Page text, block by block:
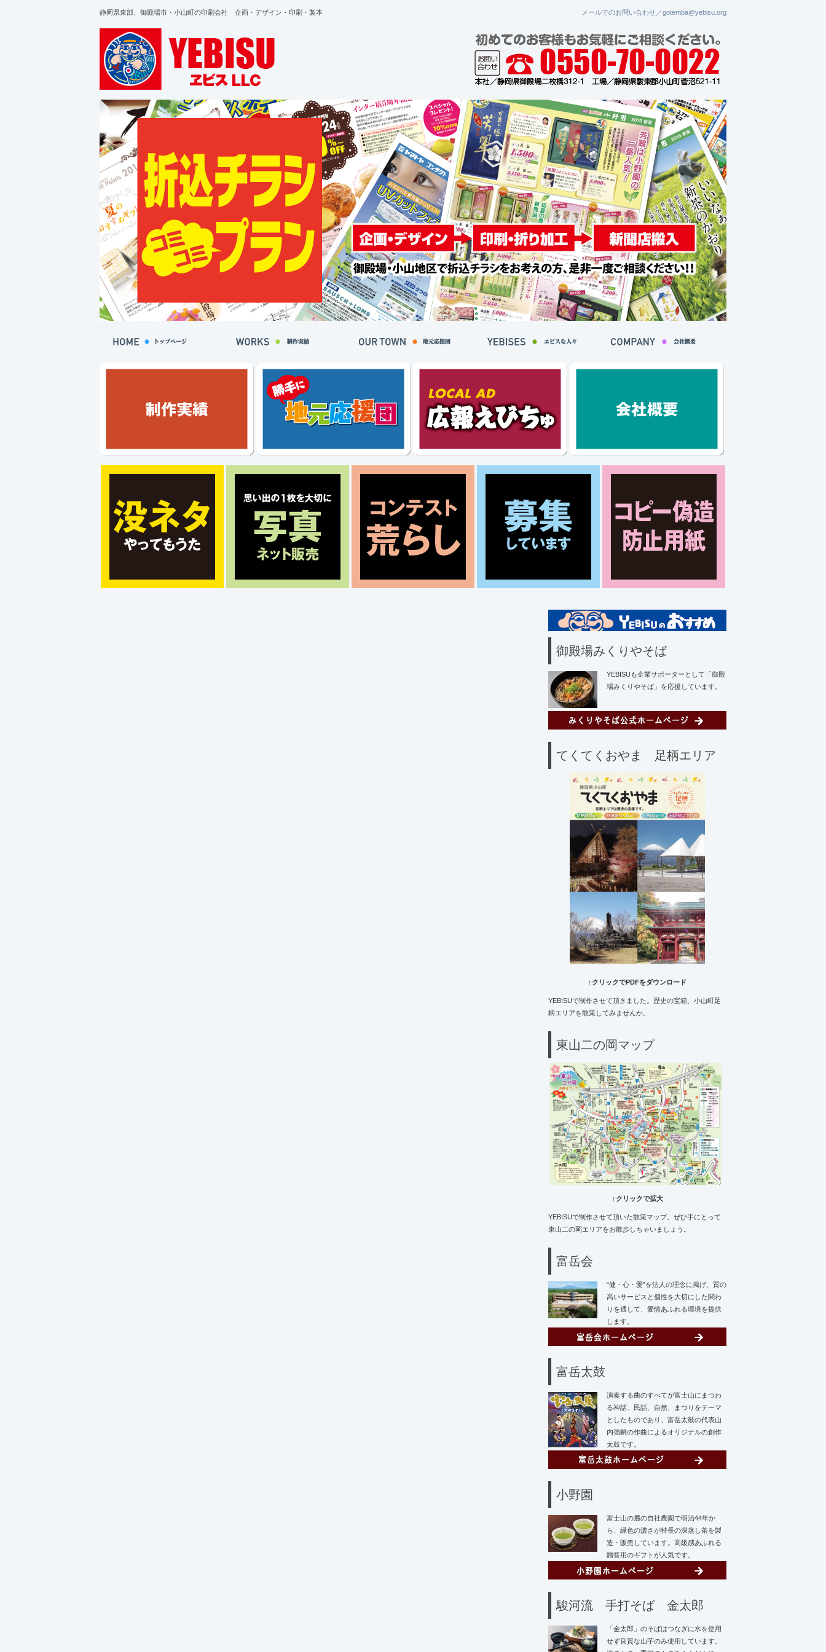
静岡県東部、御殿場市・小山町の印刷会社 企画・デザイン・印刷・製本 メールでのお問い合わせ／gotemba@yebisu.org
御殿場みくりやそば
YEBISUも企業サポーターとして「御殿
場みくりやそば」を応援しています。
てくてくおやま 足柄エリア
↑クリックでPDFをダウンロード
YEBISUで制作させて頂きました。歴史の宝箱、小山町足
柄エリアを散策してみませんか。
東山二の岡マップ
↑クリックで拡大
YEBISUで制作させて頂いた散策マップ。ぜひ手にとって
東山二の岡エリアをお散歩しちゃいましょう。
富岳会
“健・心・愛”を法人の理念に掲げ、質の
高いサービスと個性を大切にした関わ
りを通して、愛情あふれる環境を提供
します。
富岳太鼓
演奏する曲のすべてが富士山にまつわ
る神話、民話、自然、まつりをテーマ
としたものであり、富岳太鼓の代表山
内強嗣の作曲によるオリジナルの創作
太鼓です。
小野園
富士山の麓の自社農園で明治44年か
ら、緑色の濃さが特長の深蒸し茶を製
造・販売しています。高級感あふれる
贈答用のギフトが人気です。
駿河流 手打そば 金太郎
「金太郎」のそばはつなぎに水を使用
せず良質な山芋のみ使用しています。